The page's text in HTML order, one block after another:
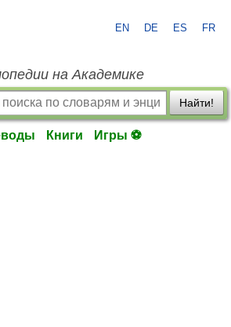
EN DE ES FR
на Академике
Найти!
Книги Игры ⚽